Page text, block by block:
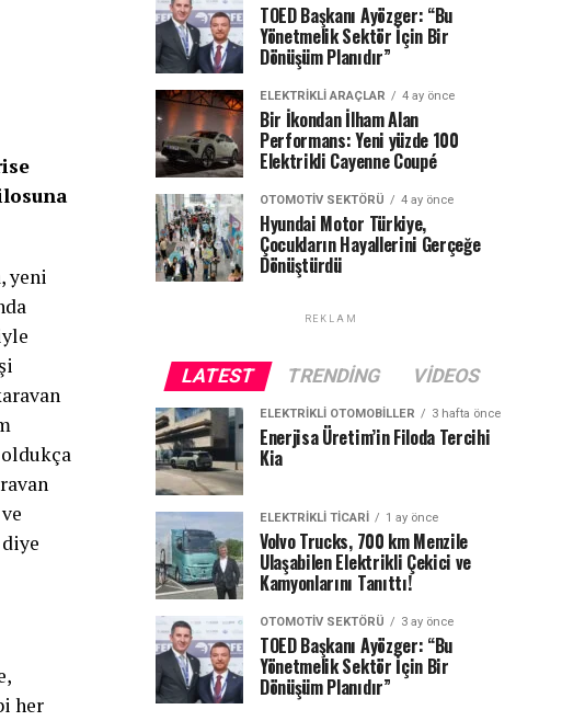
yeni
her
TOED Başkanı Ayözger: “Bu
Yönetmelik Sektör İçin Bir
Dönüşüm Planıdır”
ELEKTRIKLI ARAÇLAR 4 ay önce
Bir İkondan İlham Alan
Performans: Yeni yüzde 100
Elektrikli Cayenne Coupé
OTOMOTIV SEKTÖRÜ 4 ay önce
Hyundai Motor Türkiye,
Çocukların Hayallerini Gerçeğe
Dönüştürdü
REKLAM
LATEST TRENDING VIDEOS
ELEKTRIKLI OTOMOBILLER 3 hafta önce
Enerjisa Üretim’in Filoda Tercihi
Kia
ELEKTRIKLI TICARI 1 ay önce
Volvo Trucks, 700 km Menzile
Ulaşabilen Elektrikli Çekici ve
Kamyonlarını Tanıttı!
OTOMOTIV SEKTÖRÜ 3 ay önce
TOED Başkanı Ayözger: “Bu
Yönetmelik Sektör İçin Bir
Dönüşüm Planıdır”